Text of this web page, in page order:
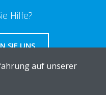
Hilfe?
SIE UNS
auf unserer